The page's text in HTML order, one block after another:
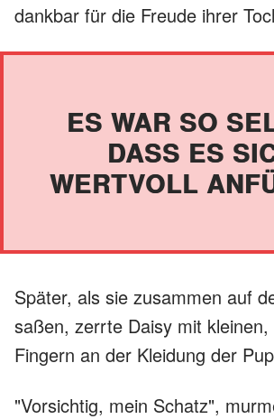
dankbar für die Freude ihrer
ES WAR SO
DASS ES
WERTVOLL
Später, als sie zusammen auf
saßen, zerrte Daisy mit kleinen,
Fingern an der Kleidung der
"Vorsichtig, mein Schatz",